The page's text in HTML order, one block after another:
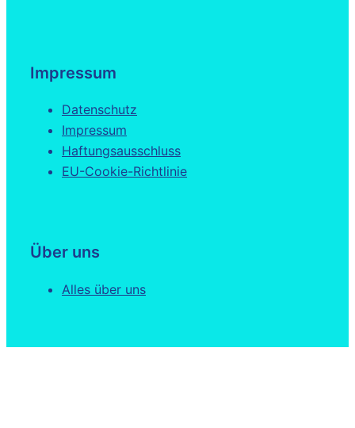
Impressum
Datenschutz
Impressum
Haftungsausschluss
EU-Cookie-Richtlinie
Über uns
Alles über uns